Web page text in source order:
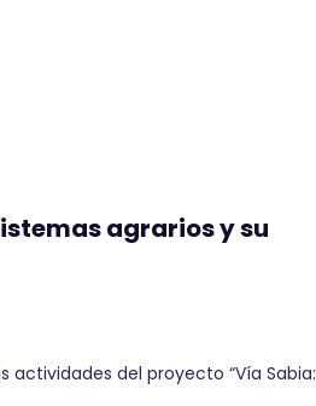
agrarios y su
del proyecto “Vía Sabia: